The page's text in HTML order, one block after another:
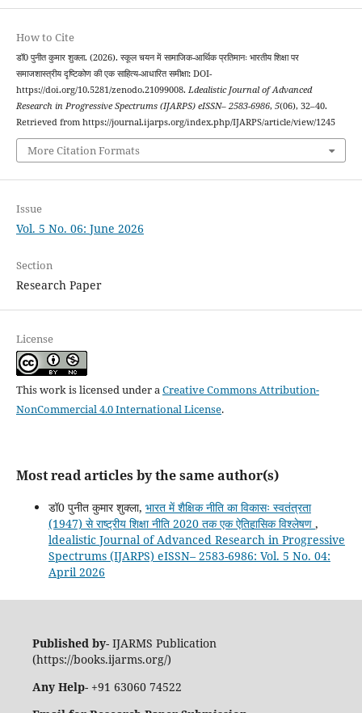
How to Cite
डॉ0 पुनीत कुमार शुक्ला. (2026). स्कूल चयन में सामाजिक-आर्थिक प्रतिमानः भारतीय शिक्षा पर
समाजशास्त्रीय दृष्टिकोण की एक साहित्य-आधारित समीक्षा: DOI-
https://doi.org/10.5281/zenodo.21099008. Ldealistic Journal of Advanced
Research in Progressive Spectrums (IJARPS) eISSN– 2583-6986, 5(06), 32–40.
Retrieved from https://journal.ijarps.org/index.php/IJARPS/article/view/1245
More Citation Formats
Issue
Vol. 5 No. 06: June 2026
Section
Research Paper
License
This work is licensed under a Creative Commons Attribution-
NonCommercial 4.0 International License.
Most read articles by the same author(s)
डॉ0 पुनीत कुमार शुक्ला, भारत में शैक्षिक नीति का विकासः स्वतंत्रता
(1947) से राष्ट्रीय शिक्षा नीति 2020 तक एक ऐतिहासिक विश्लेषण ,
ldealistic Journal of Advanced Research in Progressive
Spectrums (IJARPS) eISSN– 2583-6986: Vol. 5 No. 04:
April 2026
Published by- IJARMS Publication
(https://books.ijarms.org/)
Any Help- +91 63060 74522